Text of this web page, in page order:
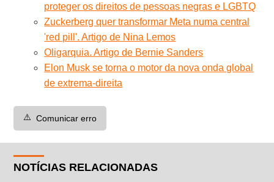
proteger os direitos de pessoas negras e LGBTQ
Zuckerberg quer transformar Meta numa central
'red pill'. Artigo de Nina Lemos
Oligarquia. Artigo de Bernie Sanders
Elon Musk se torna o motor da nova onda global
de extrema-direita
⚠️ Comunicar erro
NOTÍCIAS RELACIONADAS